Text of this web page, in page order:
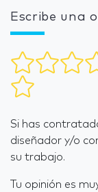
Escribe una
Si has
diseñador y/o
su trabajo.
Tu opinión es